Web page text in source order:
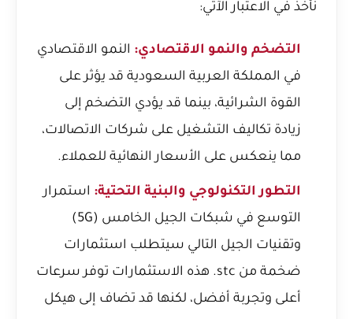
نأخذ في الاعتبار الآتي:
التضخم والنمو الاقتصادي: النمو الاقتصادي
في المملكة العربية السعودية قد يؤثر على
القوة الشرائية، بينما قد يؤدي التضخم إلى
زيادة تكاليف التشغيل على شركات الاتصالات،
مما ينعكس على الأسعار النهائية للعملاء.
التطور التكنولوجي والبنية التحتية: استمرار
التوسع في شبكات الجيل الخامس (5G)
وتقنيات الجيل التالي سيتطلب استثمارات
ضخمة من stc. هذه الاستثمارات توفر سرعات
أعلى وتجربة أفضل، لكنها قد تضاف إلى هيكل